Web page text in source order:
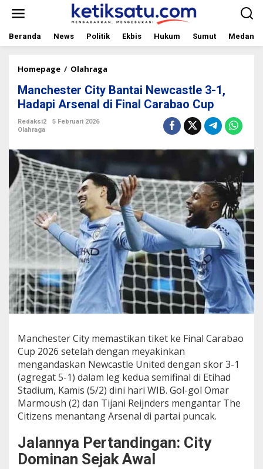
t
Beranda News Politik Ekbis Hukum Sumut Medan
Homepage / Olahraga
n
c
h
r
C
t
y
B
a
n
t
a
i
N
e
w
c
t
l
e
3
-
1
,
H
d
a
p
Manchester City Bantai Newcastle 3-1,
Hadapi Arsenal di Final Carabao Cup
Redaksi2
5 Februari 2026
Olahraga
Manchester City memastikan tiket ke Final Carabao
Cup 2026 setelah dengan meyakinkan
mengandaskan Newcastle United dengan skor 3-1
(agregat 5-1) dalam leg kedua semifinal di Etihad
Stadium, Kamis (5/2) dini hari WIB. Gol-gol Omar
Marmoush (2) dan Tijani Reijnders mengantar The
Citizens menantang Arsenal di partai puncak.
Jalannya Pertandingan: City
Dominan Sejak Awal